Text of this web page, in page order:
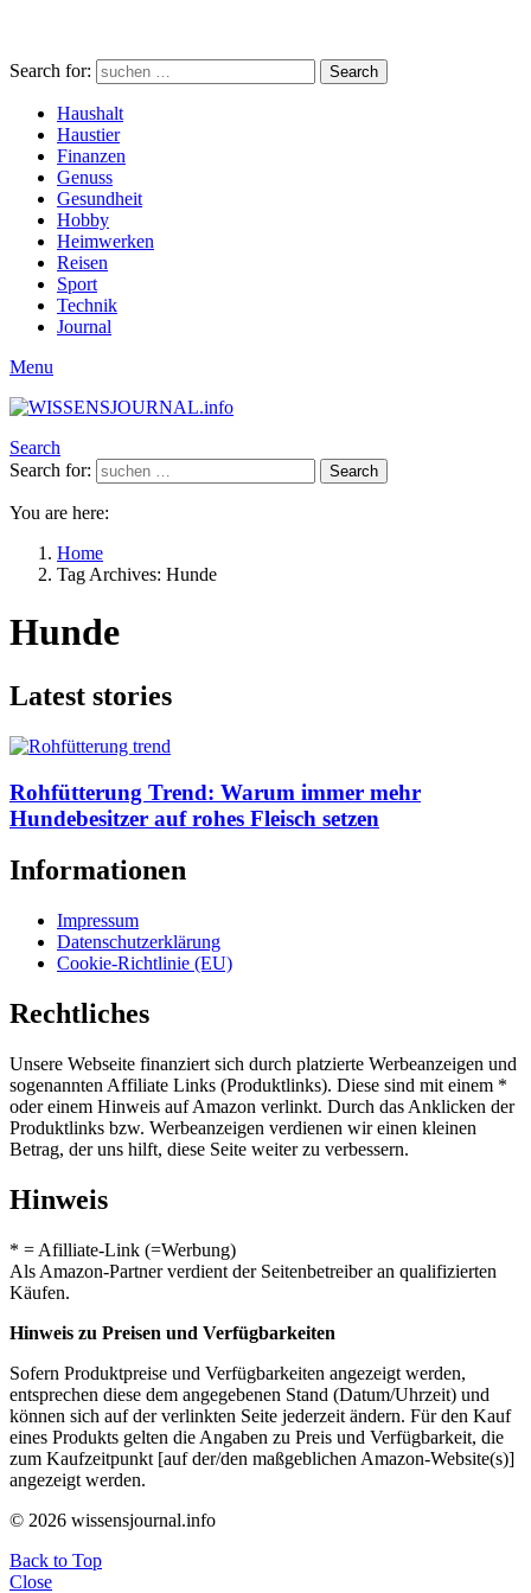
Search for: Search
Haushalt
Haustier
Finanzen
Genuss
Gesundheit
Hobby
Heimwerken
Reisen
Sport
Technik
Journal
Menu
Search
Search for:
Search
You are here:
Home
Tag Archives: Hunde
Hunde
Latest stories
Rohfütterung Trend: Warum immer mehr
Hundebesitzer auf rohes Fleisch setzen
Informationen
Impressum
Datenschutzerklärung
Cookie-Richtlinie (EU)
Rechtliches
Unsere Webseite finanziert sich durch platzierte Werbeanzeigen und
sogenannten Affiliate Links (Produktlinks). Diese sind mit einem *
oder einem Hinweis auf Amazon verlinkt. Durch das Anklicken der
Produktlinks bzw. Werbeanzeigen verdienen wir einen kleinen
Betrag, der uns hilft, diese Seite weiter zu verbessern.
Hinweis
* = Afilliate-Link (=Werbung)
Als Amazon-Partner verdient der Seitenbetreiber an qualifizierten
Käufen.
Hinweis zu Preisen und Verfügbarkeiten
Sofern Produktpreise und Verfügbarkeiten angezeigt werden,
entsprechen diese dem angegebenen Stand (Datum/Uhrzeit) und
können sich auf der verlinkten Seite jederzeit ändern. Für den Kauf
eines Produkts gelten die Angaben zu Preis und Verfügbarkeit, die
zum Kaufzeitpunkt [auf der/den maßgeblichen Amazon-Website(s)]
angezeigt werden.
© 2026 wissensjournal.info
Back to Top
Close